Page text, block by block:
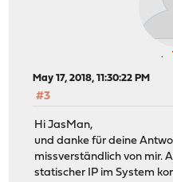
May 17, 2018, 11:30:22 PM
#3
Hi JasMan,
und danke für deine
missverständlich von mir.
statischer IP im System